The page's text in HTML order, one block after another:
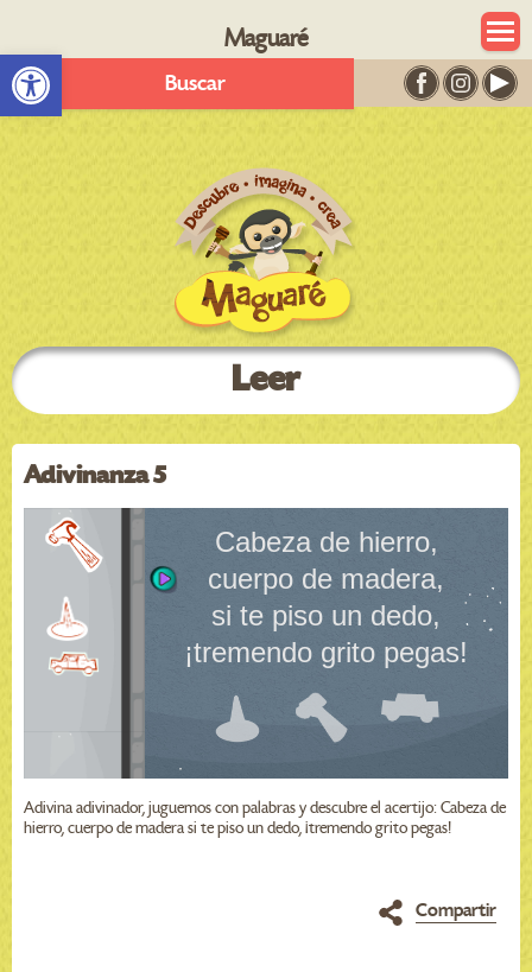
Abrir barra de herramientas
Maguaré
Buscar
Leer
Adivinanza 5
Adivina adivinador, juguemos con palabras y descubre el acertijo: Cabeza de
hierro, cuerpo de madera si te piso un dedo, ¡tremendo grito pegas!
Compartir